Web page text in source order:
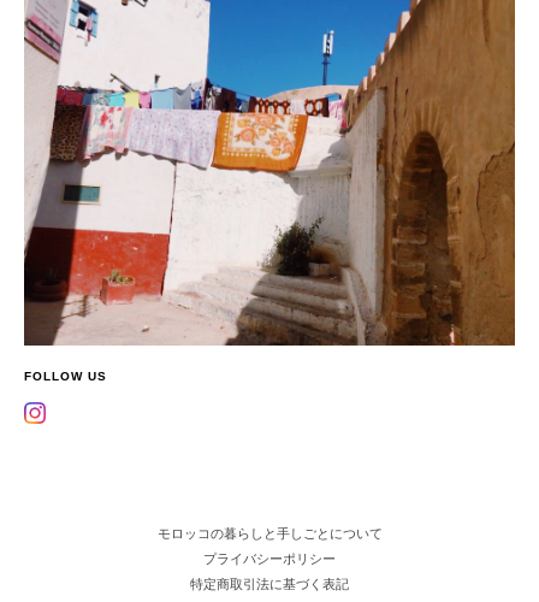
FOLLOW US
モロッコの暮らしと手しごとについて
プライバシーポリシー
特定商取引法に基づく表記